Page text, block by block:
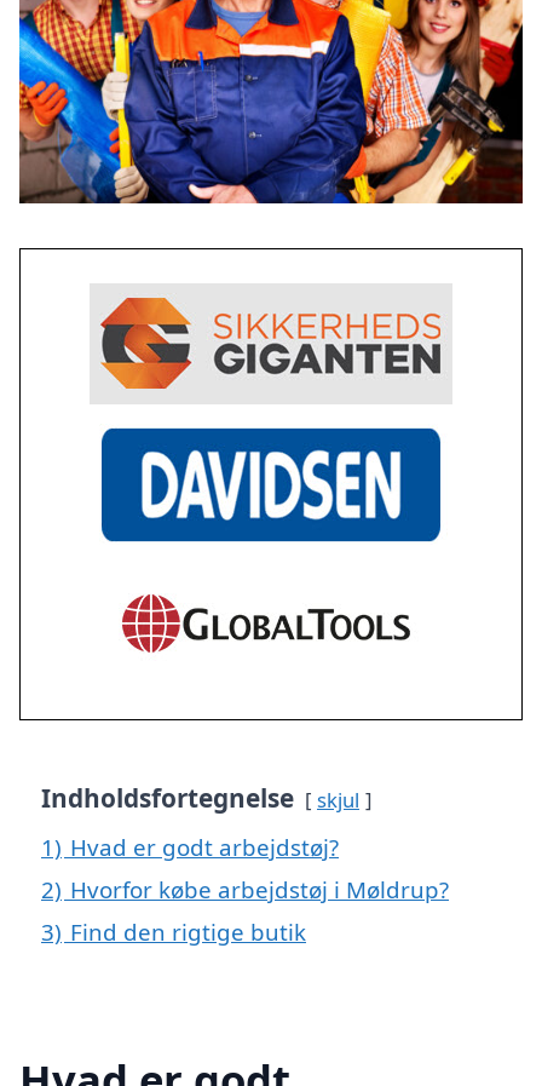
Indholdsfortegnelse skjul
1) Hvad er godt arbejdstøj?
2) Hvorfor købe arbejdstøj i Møldrup?
3) Find den rigtige butik